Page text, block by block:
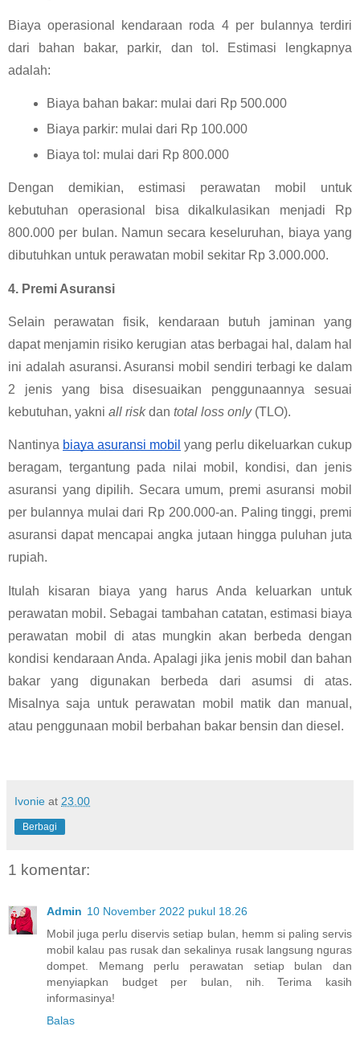
Biaya operasional kendaraan roda 4 per bulannya terdiri
dari bahan bakar, parkir, dan tol. Estimasi lengkapnya
adalah:
Biaya bahan bakar: mulai dari Rp 500.000
Biaya parkir: mulai dari Rp 100.000
Biaya tol: mulai dari Rp 800.000
Dengan demikian, estimasi perawatan mobil untuk
kebutuhan operasional bisa dikalkulasikan menjadi Rp
800.000 per bulan. Namun secara keseluruhan, biaya yang
dibutuhkan untuk perawatan mobil sekitar Rp 3.000.000.
4. Premi Asuransi
Selain perawatan fisik, kendaraan butuh jaminan yang
dapat menjamin risiko kerugian atas berbagai hal, dalam hal
ini adalah asuransi. Asuransi mobil sendiri terbagi ke dalam
2 jenis yang bisa disesuaikan penggunaannya sesuai
kebutuhan, yakni all risk dan total loss only (TLO).
Nantinya biaya asuransi mobil yang perlu dikeluarkan cukup
beragam, tergantung pada nilai mobil, kondisi, dan jenis
asuransi yang dipilih. Secara umum, premi asuransi mobil
per bulannya mulai dari Rp 200.000-an. Paling tinggi, premi
asuransi dapat mencapai angka jutaan hingga puluhan juta
rupiah.
Itulah kisaran biaya yang harus Anda keluarkan untuk
perawatan mobil. Sebagai tambahan catatan, estimasi biaya
perawatan mobil di atas mungkin akan berbeda dengan
kondisi kendaraan Anda. Apalagi jika jenis mobil dan bahan
bakar yang digunakan berbeda dari asumsi di atas.
Misalnya saja untuk perawatan mobil matik dan manual,
atau penggunaan mobil berbahan bakar bensin dan diesel.
Ivonie at 23.00
Berbagi
1 komentar:
Admin 10 November 2022 pukul 18.26
Mobil juga perlu diservis setiap bulan, hemm si paling servis
mobil kalau pas rusak dan sekalinya rusak langsung nguras
dompet. Memang perlu perawatan setiap bulan dan
menyiapkan budget per bulan, nih. Terima kasih
informasinya!
Balas